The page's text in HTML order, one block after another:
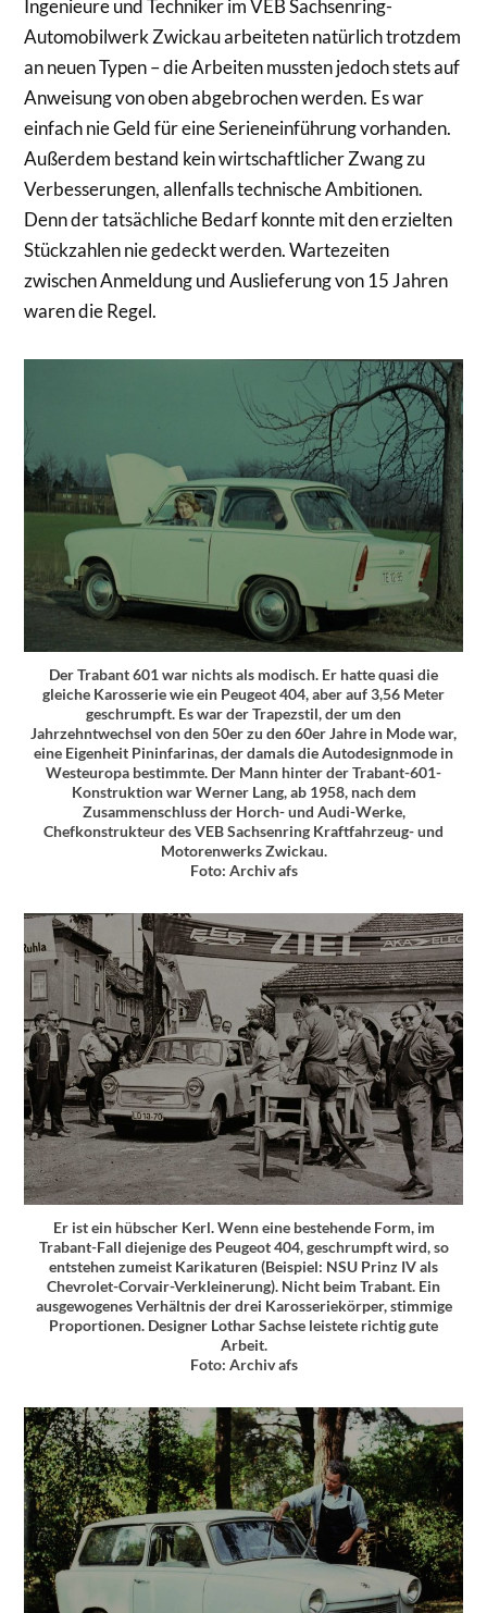
Ingenieure und Techniker im VEB Sachsenring-
Automobilwerk Zwickau arbeiteten natürlich trotzdem
an neuen Typen – die Arbeiten mussten jedoch stets auf
Anweisung von oben abgebrochen werden. Es war
einfach nie Geld für eine Serieneinführung vorhanden.
Außerdem bestand kein wirtschaftlicher Zwang zu
Verbesserungen, allenfalls technische Ambitionen.
Denn der tatsächliche Bedarf konnte mit den erzielten
Stückzahlen nie gedeckt werden. Wartezeiten
zwischen Anmeldung und Auslieferung von 15 Jahren
waren die Regel.
Der Trabant 601 war nichts als modisch. Er hatte quasi die
gleiche Karosserie wie ein Peugeot 404, aber auf 3,56 Meter
geschrumpft. Es war der Trapezstil, der um den
Jahrzehntwechsel von den 50er zu den 60er Jahre in Mode war,
eine Eigenheit Pininfarinas, der damals die Autodesignmode in
Westeuropa bestimmte. Der Mann hinter der Trabant-601-
Konstruktion war Werner Lang, ab 1958, nach dem
Zusammenschluss der Horch- und Audi-Werke,
Chefkonstrukteur des VEB Sachsenring Kraftfahrzeug- und
Motorenwerks Zwickau.
Foto: Archiv afs
Er ist ein hübscher Kerl. Wenn eine bestehende Form, im
Trabant-Fall diejenige des Peugeot 404, geschrumpft wird, so
entstehen zumeist Karikaturen (Beispiel: NSU Prinz IV als
Chevrolet-Corvair-Verkleinerung). Nicht beim Trabant. Ein
ausgewogenes Verhältnis der drei Karosseriekörper, stimmige
Proportionen. Designer Lothar Sachse leistete richtig gute
Arbeit.
Foto: Archiv afs